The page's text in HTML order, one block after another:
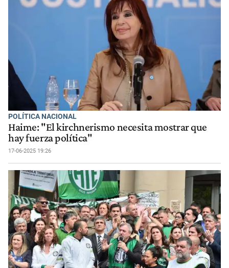
POLÍTICA NACIONAL
Haime: "El kirchnerismo necesita mostrar que
hay fuerza política"
17-06-2025 19:26